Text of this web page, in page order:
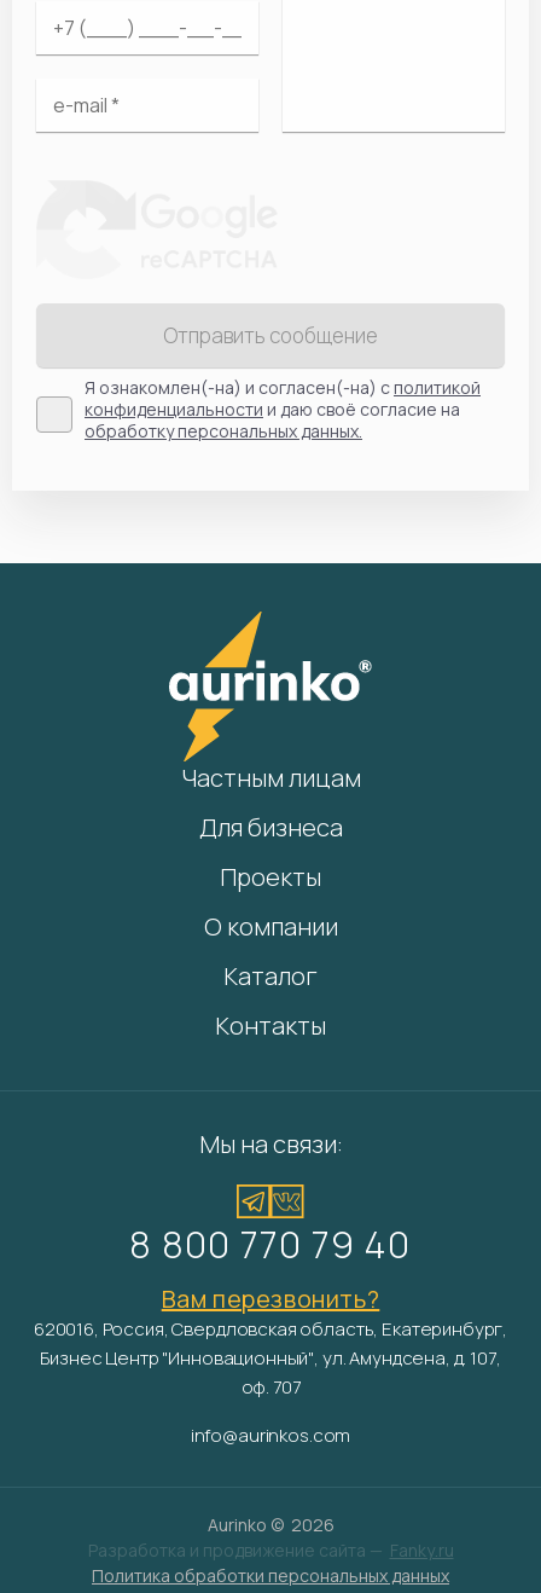
Отправить сообщение
Я ознакомлен(-на) и согласен(-на) сполитикой
конфиденциальности и даю своё согласие на
обработку персональных данных.
Частным лицам
Для бизнеса
Проекты
О компании
Каталог
Контакты
Мы на связи:
8 800 770 79 40
Вам перезвонить?
620016, Россия, Свердловская область, Екатеринбург,
Бизнес Центр "Инновационный", ул. Амундсена, д. 107,
оф. 707
info@aurinkos.com
Aurinko © 2026
Разработка и продвижение сайта — Fanky.ru
Политика обработки персональных данных